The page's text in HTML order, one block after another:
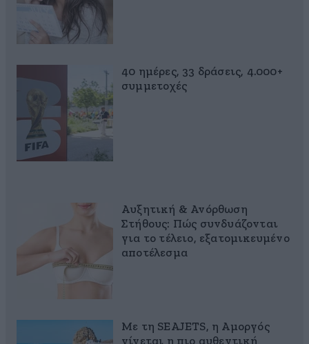
40 ημέρες, 33 δράσεις, 4.000+
συμμετοχές
Αυξητική & Ανόρθωση
Στήθους: Πώς συνδυάζονται
για το τέλειο, εξατομικευμένο
αποτέλεσμα
Με τη SEAJETS, η Αμοργός